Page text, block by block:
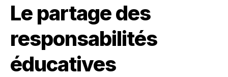
Le partage des
responsabilités
éducatives